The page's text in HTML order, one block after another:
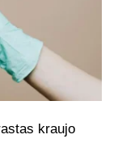
kraujo